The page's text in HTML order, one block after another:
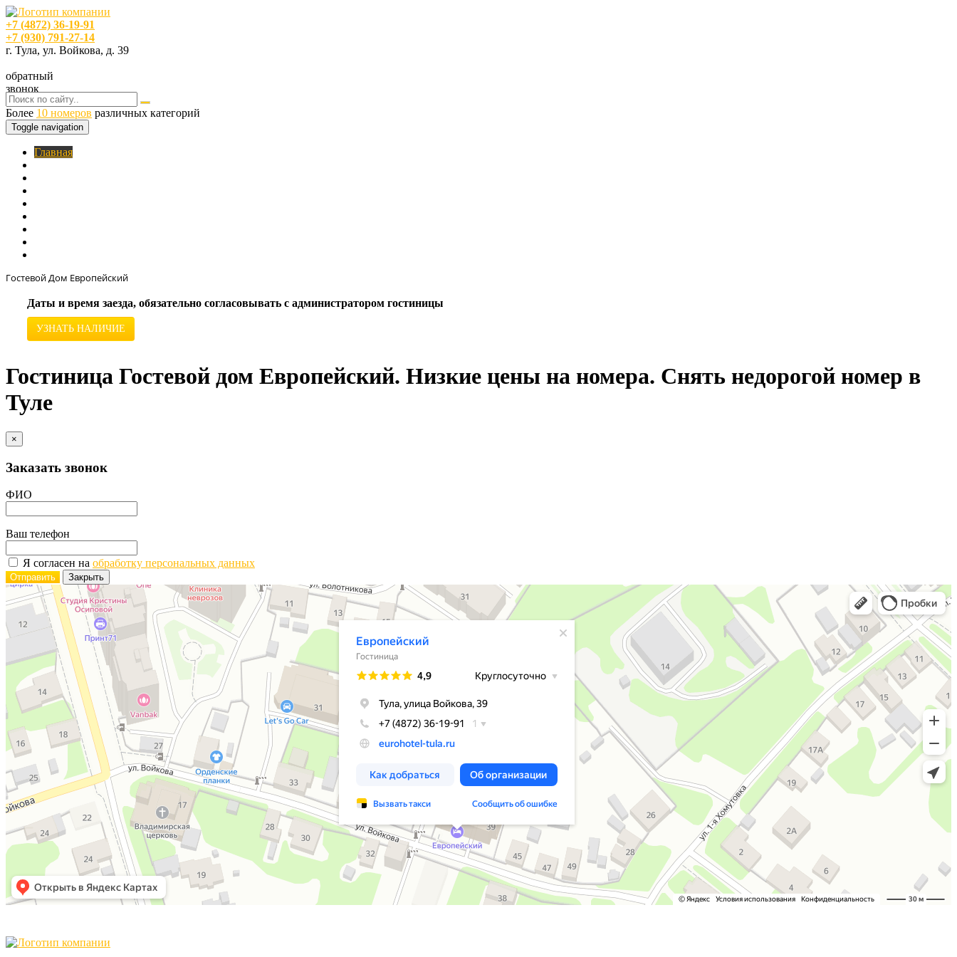
+7 (4872) 36-19-91
+7 (930) 791-27-14
г. Тула, ул. Войкова, д. 39
обратный
звонок
Более 10 номеров различных категорий
Toggle navigation
Главная
Гостевой Дом Европейский
Даты и время заезда, обязательно согласовывать с администратором гостиницы
УЗНАТЬ НАЛИЧИЕ
Гостиница Гостевой дом Европейский. Низкие цены на номера. Снять недорогой номер в
Туле
×
Заказать звонок
ФИО
Ваш телефон
Я согласен на обработку персональных данных
Отправить Закрыть